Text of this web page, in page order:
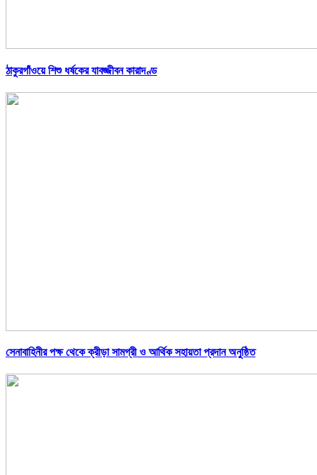
ঠাকুরগাঁওয়ে শিশু ধর্ষকের যাবজ্জীবন কারাদণ্ড
সেনাবাহিনীর পক্ষ থেকে ক্রীড়া সামগ্রী ও আর্থিক সহায়তা প্রদান অনুষ্ঠিত